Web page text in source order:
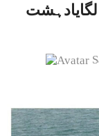
لگایادہشت